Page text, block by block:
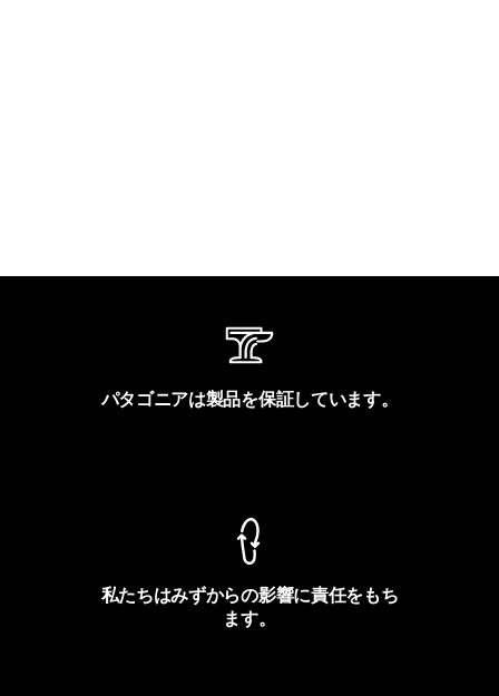
パタゴニアは製品を保証しています。
私たちはみずからの影響に責任をもち
ます。